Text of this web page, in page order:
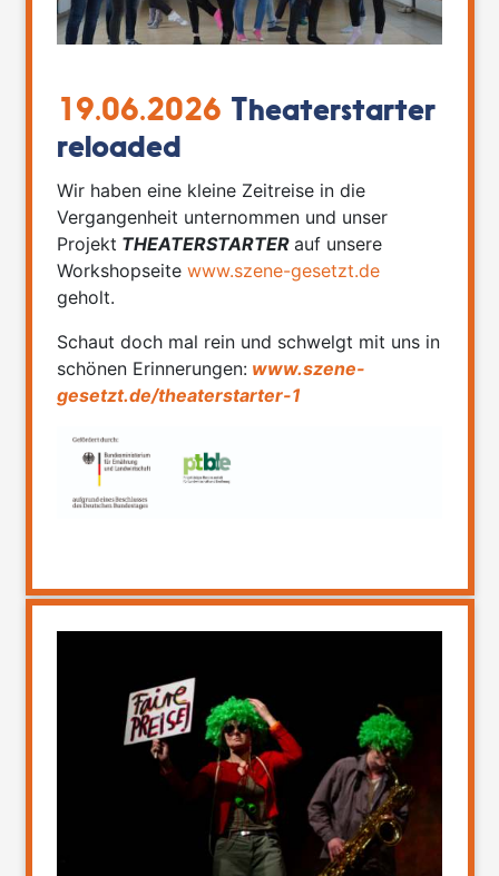
19.06.2026 Theaterstarter
reloaded
Wir haben eine kleine Zeitreise in die
Vergangenheit unternommen und unser
Projekt THEATERSTARTERauf unsere
Workshopseitewww.szene-gesetzt.de
geholt.
Schaut doch mal rein und schwelgt mit uns in
schönen Erinnerungen: www.szene-
gesetzt.de/theaterstarter-1